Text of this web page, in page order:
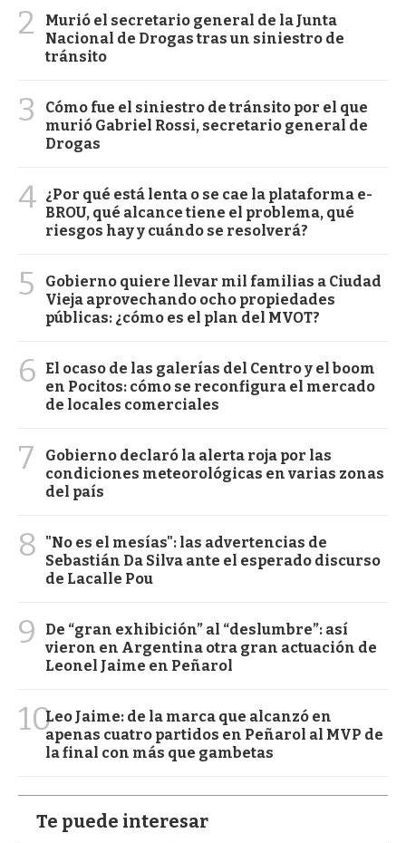
2
Murió el secretario general de la Junta
Nacional de Drogas tras un siniestro de
tránsito
3
Cómo fue el siniestro de tránsito por el que
murió Gabriel Rossi, secretario general de
Drogas
4 ¿Por qué está lenta o se cae la plataforma e-
BROU, qué alcance tiene el problema, qué
riesgos hay y cuándo se resolverá?
5
Gobierno quiere llevar mil familias a Ciudad
Vieja aprovechando ocho propiedades
públicas: ¿cómo es el plan del MVOT?
6
El ocaso de las galerías del Centro y el boom
en Pocitos: cómo se reconfigura el mercado
de locales comerciales
7
Gobierno declaró la alerta roja por las
condiciones meteorológicas en varias zonas
del país
8
"No es el mesías": las advertencias de
Sebastián Da Silva ante el esperado discurso
de Lacalle Pou
9
De “gran exhibición” al “deslumbre”: así
vieron en Argentina otra gran actuación de
Leonel Jaime en Peñarol
10Leo Jaime: de la marca que alcanzó en
apenas cuatro partidos en Peñarol al MVP de
la final con más que gambetas
Te puede interesar